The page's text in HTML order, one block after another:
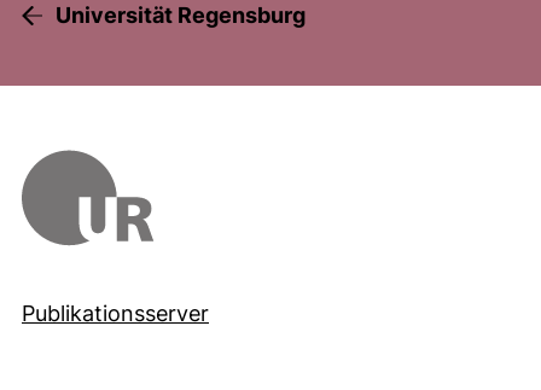
Universität Regensburg
Publikationsserver